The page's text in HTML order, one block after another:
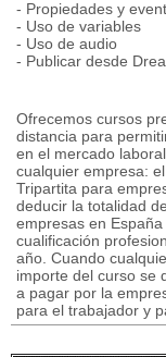
- Propiedades y
- Uso de variables
- Uso de audio
- Publicar desde
Ofrecemos cursos
distancia para
en el mercado
cualquier empresa:
Tripartita para
deducir la totalidad
empresas en
cualificación
año. Cuando
importe del curso se
a pagar por la
para el trabajador y